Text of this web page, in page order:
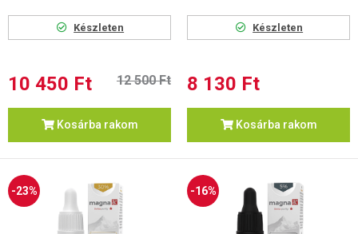
Készleten
10 450 Ft 12 500 Ft
Kosárba rakom
Készleten
8 130 Ft
Kosárba rakom
-23% -16%